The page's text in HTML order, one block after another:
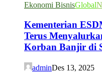
Ekonomi BisnisGlobal
Kementerian
Terus
Korban Banjir di
adminDes 13, 2025